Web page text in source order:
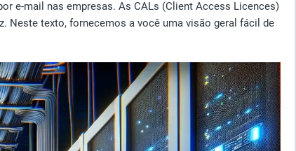
e-mail nas empresas. As CALs (Client Access Licences)
Neste texto, fornecemos a você uma visão geral fácil de